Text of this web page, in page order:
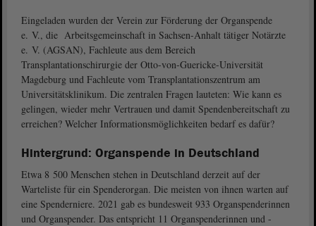
Eingeladen wurden der Verein zur Förderung der Organspende
e. V., die Arbeitsgemeinschaft in Sachsen-Anhalt tätiger Notärzte
e. V. (AGSAN), Fachleute aus dem Bereich
Transplantationschirurgie der Otto-von-Guericke-Universität
Magdeburg und Fachleute vom Transplantationszentrum am
Universitätsklinikum. Die zentralen Fragen lauteten: Wie kann es
gelingen, wieder mehr Vertrauen und damit Spendenbereitschaft zu
erreichen? Welcher Informationsmöglichkeiten bedarf es dafür?
Hintergrund: Organspende in Deutschland
Etwa 8 500 Menschen stehen in Deutschland derzeit auf der
Warteliste für ein Spenderorgan. Die meisten von ihnen warten auf
eine Spenderniere. 2021 gab es bundesweit 933 Organspenderinnen
und Organspender. Das entspricht 11 Organspenderinnen und -